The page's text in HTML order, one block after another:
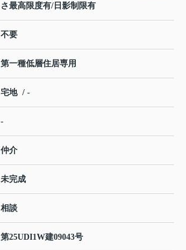
さ最高限度有/日影制限有
不要
第一種低層住居専用
宅地 / -
-
仲介
未完成
相談
第25UDI1W建09043号